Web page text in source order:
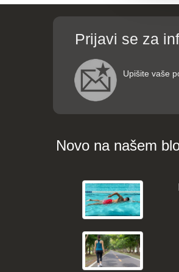
Prijavi se za
Upišite vaše
Novo na našem